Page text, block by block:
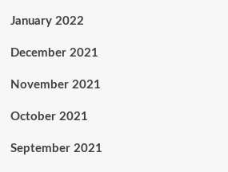
January 2022
December 2021
November 2021
October 2021
September 2021